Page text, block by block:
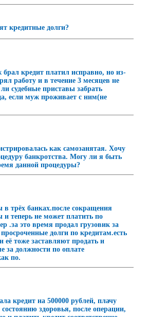
кредитные долги?
брал кредит платил исправно, но из-
работу и в течение 3 месяцев не
судебные приставы забрать
если муж проживает с ним(не
как самозанятая. Хочу
банкротства. Могу ли я быть
данной процедуры?
трёх банках.после сокращения
и теперь не может платить по
.за это время продал грузовик за
долги по кредитам.есть
тоже заставляют продать и
за должности по оплате
по.
кредит на 500000 рублей, плачу
здоровья, после операции,